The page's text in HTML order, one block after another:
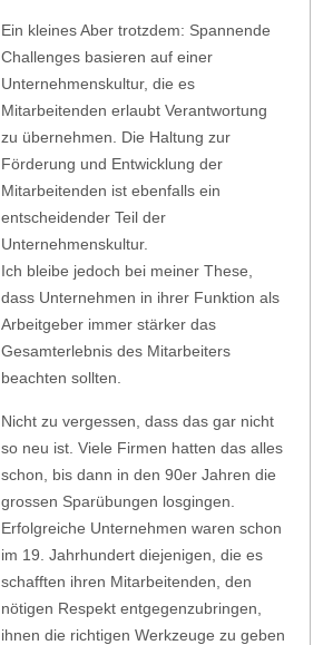
Ein kleines Aber trotzdem: Spannende
Challenges basieren auf einer
Unternehmenskultur, die es
Mitarbeitenden erlaubt Verantwortung
zu übernehmen. Die Haltung zur
Förderung und Entwicklung der
Mitarbeitenden ist ebenfalls ein
entscheidender Teil der
Unternehmenskultur.
Ich bleibe jedoch bei meiner These,
dass Unternehmen in ihrer Funktion als
Arbeitgeber immer stärker das
Gesamterlebnis des Mitarbeiters
beachten sollten.
Nicht zu vergessen, dass das gar nicht
so neu ist. Viele Firmen hatten das alles
schon, bis dann in den 90er Jahren die
grossen Sparübungen losgingen.
Erfolgreiche Unternehmen waren schon
im 19. Jahrhundert diejenigen, die es
schafften ihren Mitarbeitenden, den
nötigen Respekt entgegenzubringen,
ihnen die richtigen Werkzeuge zu geben